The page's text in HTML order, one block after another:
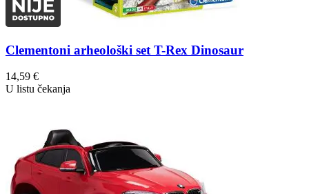
Clementoni arheološki set T-Rex Dinosaur
14,59 €
U listu čekanja